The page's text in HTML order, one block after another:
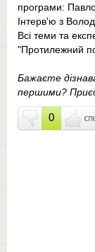
програми:
Інтерв'ю з
Всі теми та
"Протилежний
Бажаєте
першими?
0